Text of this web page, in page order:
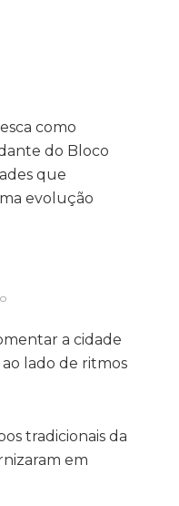
como
do Bloco
que
evolução
a cidade
lado de ritmos
tradicionais da
em